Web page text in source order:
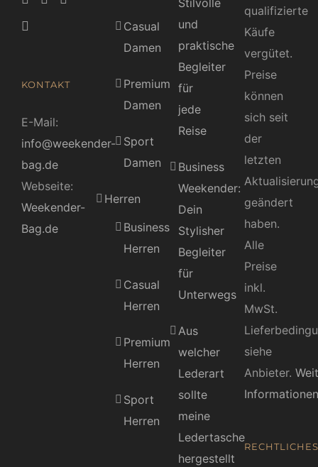
KONTAKT
E-Mail:
info@weekender-
bag.de
Webseite:
Weekender-
Bag.de
Casual
Damen
Premium
Damen
Sport
Damen
Herren
Business
Herren
Casual
Herren
Premium
Herren
Sport
Herren
Stilvolle
und
praktische
Begleiter
für
jede
Reise
Business
Weekender:
Dein
Stylisher
Begleiter
für
Unterwegs
Aus
welcher
Lederart
sollte
meine
Ledertasche
hergestellt
qualifizierte
Käufe
vergütet.
Preise
können
sich seit
der
letzten
geändert
haben.
Alle
Preise
inkl.
MwSt.
siehe
Anbieter.
Informationen
RECHTLICHES